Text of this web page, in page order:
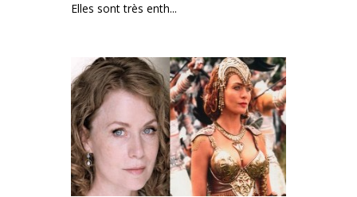
Elles sont très enth...